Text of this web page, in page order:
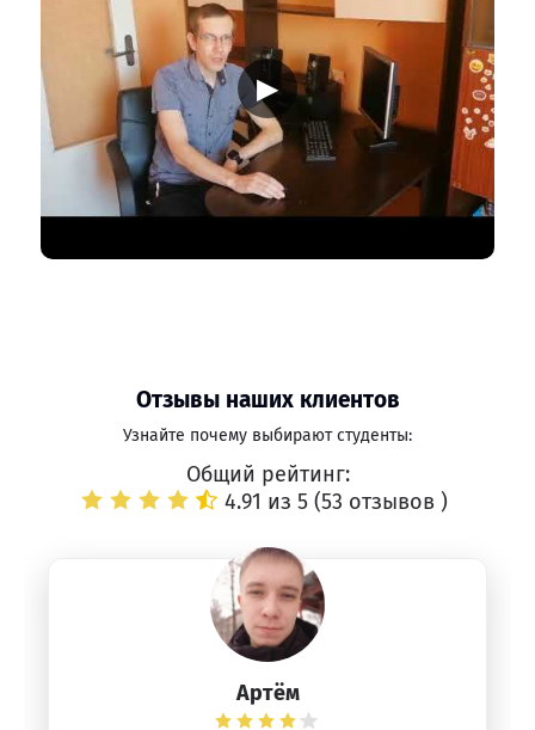
▶
Отзывы наших клиентов
Узнайте почему выбирают студенты:
Общий рейтинг:
4.91 из 5 (53 отзывов )
Артём